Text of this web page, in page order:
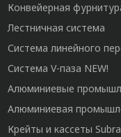
Конвейерная
Лестничная система
Система линейного
Система V-паза NEW!
Алюминиевые
Алюминиевая
Крейты и кассеты